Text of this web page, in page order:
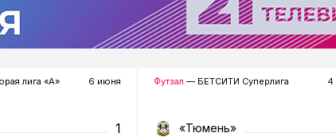
лига «А» 6 июня
1
Футзал — БЕТСИТИ Суперлига 4
«Тюмень»